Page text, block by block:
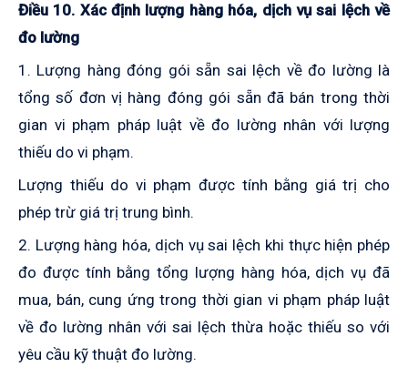
Điều 10. Xác định lượng hàng hóa, dịch vụ sai lệch về
đo lường
1. Lượng hàng đóng gói sẵn sai lệch về đo lường là
tổng số đơn vị hàng đóng gói sẵn đã bán trong thời
gian vi phạm pháp luật về đo lường nhân với lượng
thiếu do vi phạm.
Lượng thiếu do vi phạm được tính bằng giá trị cho
phép trừ giá trị trung bình.
2. Lượng hàng hóa, dịch vụ sai lệch khi thực hiện phép
đo được tính bằng tổng lượng hàng hóa, dịch vụ đã
mua, bán, cung ứng trong thời gian vi phạm pháp luật
về đo lường nhân với sai lệch thừa hoặc thiếu so với
yêu cầu kỹ thuật đo lường.